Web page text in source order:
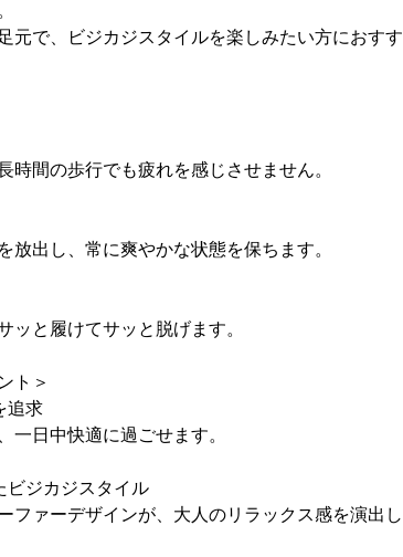
元で、ビジカジスタイルを楽しみたい方におすす
時間の歩行でも疲れを感じさせません。
放出し、常に爽やかな状態を保ちます。
ッと履けてサッと脱げます。
ト＞
追求
一日中快適に過ごせます。
ビジカジスタイル
ファーデザインが、大人のリラックス感を演出し